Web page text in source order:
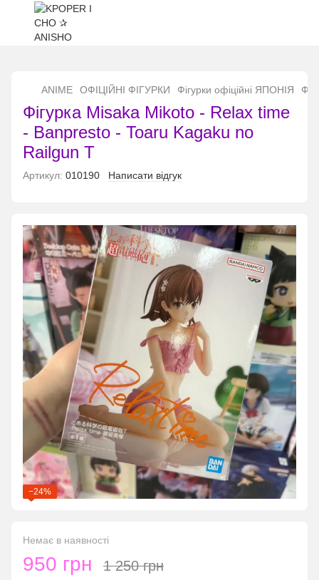
ANIME ОФІЦІЙНІ ФІГУРКИ Фігурки офіційні ЯПОНІЯ
Фігурка Misaka Mikoto - Relax time
- Banpresto - Toaru Kagaku no
Railgun T
Артикул: 010190 Написати відгук
−24%
Немає в наявності
950 грн 1 250 грн